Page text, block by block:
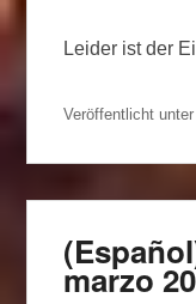
Leider ist der
Veröffentlicht unter
marzo